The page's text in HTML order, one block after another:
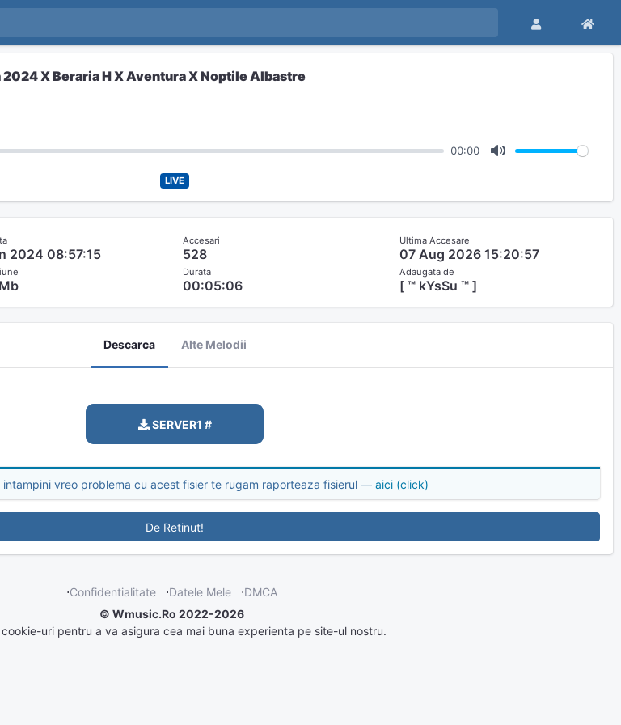
X Beraria H X Aventura X Noptile Albastre
00:00
t
LIVE
2024 08:57:15
Accesari
528
Ultima Accesare
07 Aug 2026 15:20:57
Durata
00:05:06
Adaugata de
[ ™ kYsSu ™ ]
Descarca Alte Melodii
SERVER1 #
intampini vreo problema cu acest fisier te rugam raporteaza fisierul — aici (click)
De Retinut!
⋅Confidentialitate ⋅Datele Mele ⋅DMCA
© Wmusic.Ro 2022-2026
uri pentru a va asigura cea mai buna experienta pe site-ul nostru.